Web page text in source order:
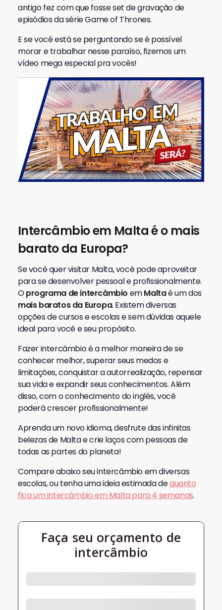
antigo fez com que fosse set de gravação de
episódios da série Game of Thrones.
E se você está se perguntando se é possível
morar e trabalhar nesse paraíso, fizemos um
vídeo mega especial pra vocês!
Intercâmbio em Malta é o mais
barato da Europa?
Se você quer visitar Malta, você pode aproveitar
para se desenvolver pessoal e profissionalmente.
Oprograma de intercâmbio emMaltaé um dos
mais baratos da Europa. Existem diversas
opções de cursos e escolas e sem dúvidas aquele
ideal para você e seu propósito.
Fazer intercâmbio é a melhor maneira de se
conhecer melhor, superar seus medos e
limitações, conquistar a autorrealização, repensar
sua vida e expandir seus conhecimentos. Além
disso, com o conhecimento do inglês, você
poderá crescer profissionalmente!
Aprenda um novo idioma, desfrute das infinitas
belezas de Malta e crie laços com pessoas de
todas as partes do planeta!
Compare abaixo seu intercâmbio em diversas
escolas, ou tenha uma ideia estimada dequanto
fica um intercâmbio em Malta para 4 semanas.